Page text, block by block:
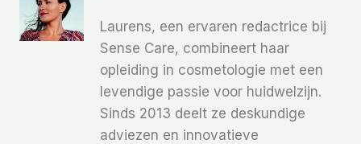
Laurens, een ervaren redactrice bij
Sense Care, combineert haar
opleiding in cosmetologie met een
levendige passie voor huidwelzijn.
Sinds 2013 deelt ze deskundige
adviezen en innovatieve